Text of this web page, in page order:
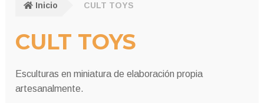
Inicio CULT TOYS
CULT TOYS
Esculturas en miniatura de elaboración propia
artesanalmente.